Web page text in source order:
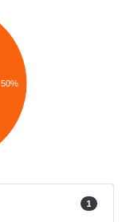
50%
1